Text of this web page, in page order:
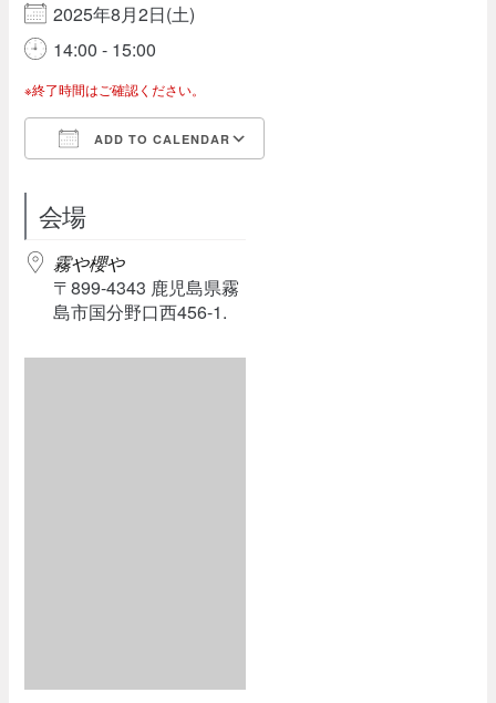
2025年8月2日(土)
14:00 - 15:00
※終了時間はご確認ください。
ADD TO CALENDAR
会場
霧や櫻や
〒899-4343 鹿児島県霧
島市国分野口西456-1.